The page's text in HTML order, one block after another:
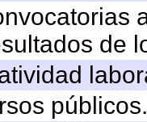
de
públicos.